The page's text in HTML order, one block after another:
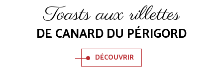
Toasts aux rillettes
DE CANARD DU PÉRIGORD
DÉCOUVRIR